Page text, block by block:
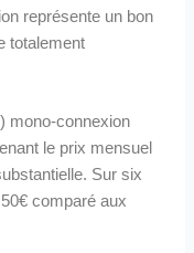
représente un bon
totalement
mono-connexion
le prix mensuel
Sur six
comparé aux